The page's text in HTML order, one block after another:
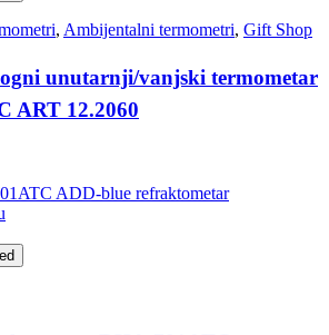
, Ambijentalni termometri, Gift Shop
unutarnji/vanjski termometar
ART 12.2060